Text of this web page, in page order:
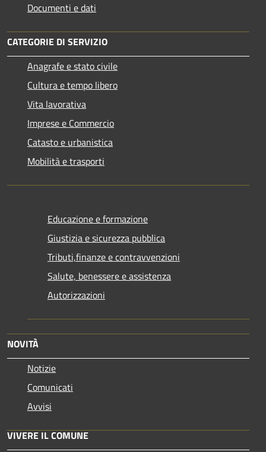
Documenti e dati
CATEGORIE DI SERVIZIO
Anagrafe e stato civile
Cultura e tempo libero
Vita lavorativa
Imprese e Commercio
Catasto e urbanistica
Mobilità e trasporti
Educazione e formazione
Giustizia e sicurezza pubblica
Tributi,finanze e contravvenzioni
Salute, benessere e assistenza
Autorizzazioni
NOVITÀ
Notizie
Comunicati
Avvisi
VIVERE IL COMUNE